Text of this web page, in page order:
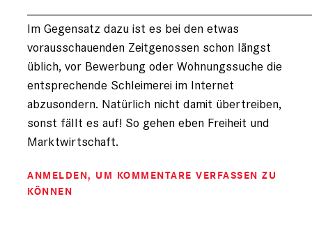
Im Gegensatz dazu ist es bei den etwas
vorausschauenden Zeitgenossen schon längst
üblich, vor Bewerbung oder Wohnungssuche die
entsprechende Schleimerei im Internet
abzusondern. Natürlich nicht damit übertreiben,
sonst fällt es auf! So gehen eben Freiheit und
Marktwirtschaft.
ANMELDEN, UM KOMMENTARE VERFASSEN ZU
KÖNNEN